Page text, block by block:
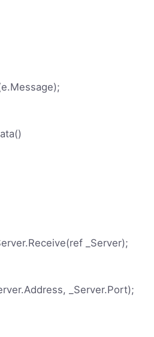
_Server);
_Server.Port);